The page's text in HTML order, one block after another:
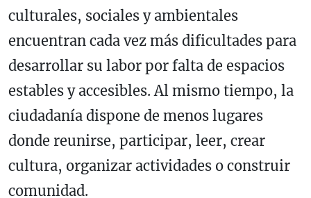
culturales, sociales y ambientales
encuentran cada vez más dificultades para
desarrollar su labor por falta de espacios
estables y accesibles. Al mismo tiempo, la
ciudadanía dispone de menos lugares
donde reunirse, participar, leer, crear
cultura, organizar actividades o construir
comunidad.